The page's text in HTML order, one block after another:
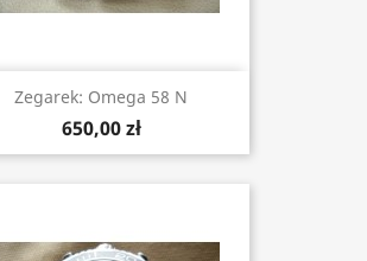
Zegarek: Omega 58 N
650,00 zł